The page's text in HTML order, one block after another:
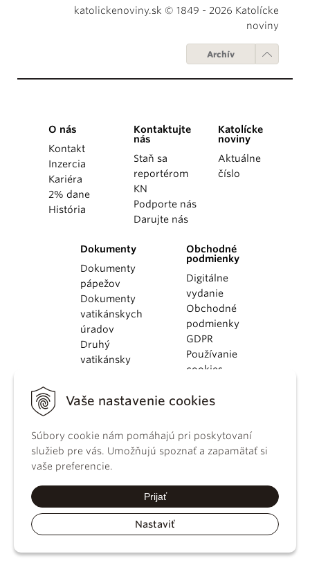
Vaše nastavenie cookies
Súbory cookie nám pomáhajú pri poskytovaní
služieb pre vás. Umožňujú spoznať a zapamätať si
vaše preferencie.
Prijať
Nastaviť
katolickenoviny.sk © 1849 - 2026 Katolícke
noviny
Archív
O nás
Kontakt
Inzercia
Kariéra
2% dane
História
Kontaktujte
nás
Staň sa
reportérom
KN
Podporte nás
Darujte nás
Katolícke
noviny
Aktuálne
číslo
Dokumenty
Dokumenty
pápežov
Dokumenty
vatikánskych
úradov
Druhý
vatikánsky
KBS
kánonického
práva
Katechizmus
Obchodné
podmienky
Digitálne
vydanie
Obchodné
podmienky
GDPR
Používanie
cookies